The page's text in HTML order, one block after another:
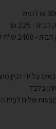
- 225 ₪
לכל פעימה
על ידי זכיין
בלבד
שליח לבית